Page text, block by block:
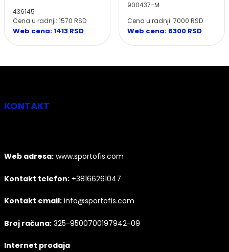
436145
Cena u radnji: 1570 RSD
Web cena: 1413 RSD
900437-M
Cena u radnji: 7000 RSD
Web cena: 6300 RSD
KONTAKT
Web adresa: www.sportofis.com
Kontakt telefon: +38166261047
Kontakt email: info@sportofis.com
Broj računa: 325-9500700197942-09
Internet prodaja